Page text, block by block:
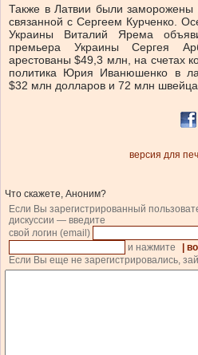
Также в Латвии были заморожены
связанной с Сергеем Курченко.
Украины Виталий Ярема
премьера Украины Сергея
арестованы $49,3 млн, на счетаx
политика Юрия Иванюшенко в
$32 млн долларов и 72 млн
версия для
Что скажете, Аноним?
Если Вы зарегистрированный
дискуссии — введите
свой логин (email)
и нажмите
|
Если Вы еще не зарегистрировались,